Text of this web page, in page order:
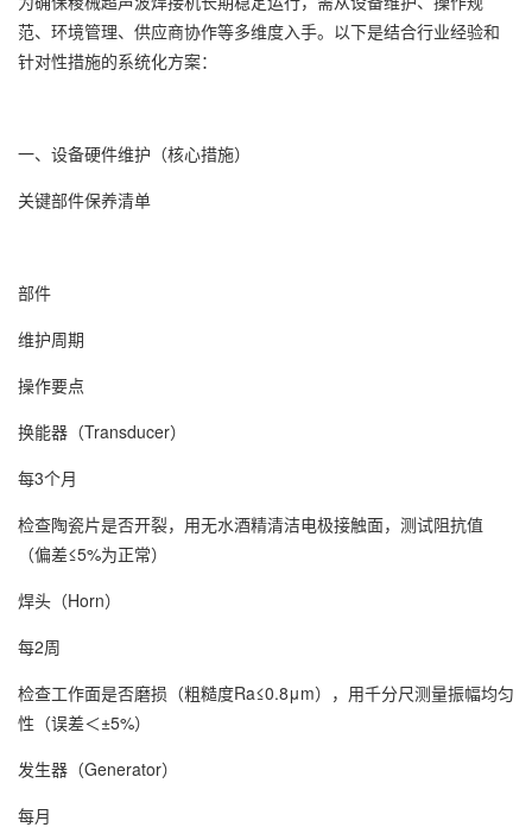
范、环境管理、供应商协作等多维度入手。以下是结合行业经验和
针对性措施的系统化方案：
一、设备硬件维护（核心措施）
关键部件保养清单
部件
维护周期
操作要点
换能器（Transducer）
每3个月
检查陶瓷片是否开裂，用无水酒精清洁电极接触面，测试阻抗值
（偏差≤5%为正常）
焊头（Horn）
每2周
检查工作面是否磨损（粗糙度Ra≤0.8μm），用千分尺测量振幅均匀
性（误差＜±5%）
发生器（Generator）
每月